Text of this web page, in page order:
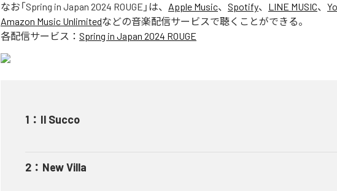
なお「Spring in Japan 2024 ROUGE 」は、 Apple Music、 Spotify、 LINE MUSIC、
Amazon Music Unlimitedなどの音楽配信サービスで聴くことができる。
各配信サービス： Spring in Japan 2024 ROUGE
1 ： Il Succo
2 ： New Villa